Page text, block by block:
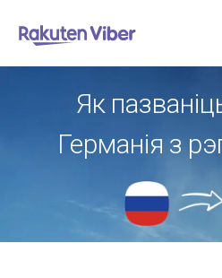
Як
Германія з